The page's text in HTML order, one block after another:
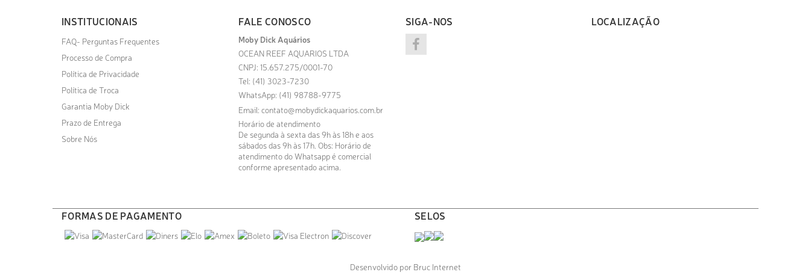
INSTITUCIONAIS
FAQ- Perguntas Frequentes
Processo de Compra
Política de Privacidade
Política de Troca
Garantia Moby Dick
Prazo de Entrega
Sobre Nós
FALE CONOSCO
Moby Dick Aquários
OCEAN REEF AQUARIOS LTDA
CNPJ: 15.657.275/0001-70
Tel: (41) 3023-7230
WhatsApp: (41) 98788-9775
Email: contato@mobydickaquarios.com.br
Horário de atendimento
De segunda à sexta das 9h às 18h e aos
sábados das 9h às 17h. Obs: Horário de
atendimento do Whatsapp é comercial
conforme apresentado acima.
SIGA-NOS LOCALIZAÇÃO
FORMAS DE PAGAMENTO SELOS
Desenvolvido por Bruc Internet